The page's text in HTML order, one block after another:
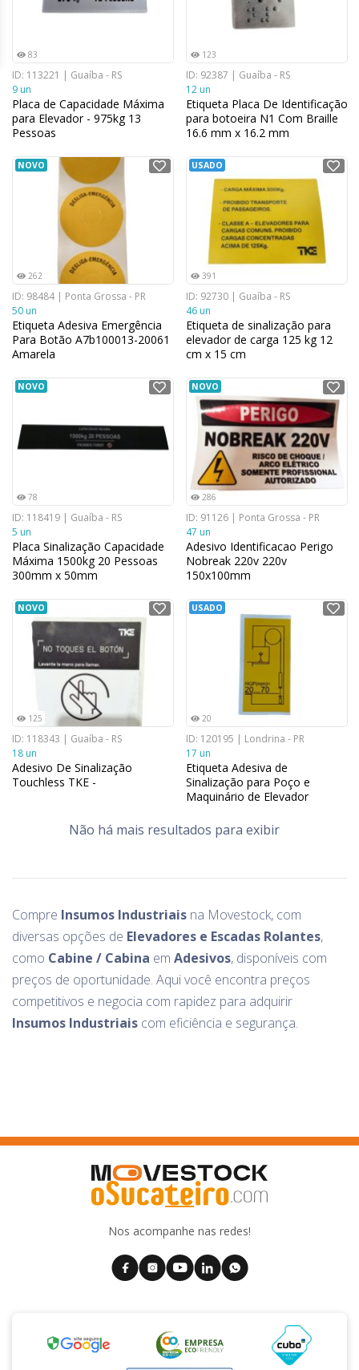
83
ID: 113221 | Guaíba - RS
9 un
Placa de Capacidade Máxima
para Elevador - 975kg 13
Pessoas
123
ID: 92387 | Guaíba - RS
12 un
Etiqueta Placa De Identificação
para botoeira N1 Com Braille
16.6 mm x 16.2 mm
NOVO
262
ID: 98484 | Ponta Grossa - PR
50 un
Etiqueta Adesiva Emergência
Para Botão A7b100013-20061
Amarela
USADO
391
ID: 92730 | Guaíba - RS
46 un
Etiqueta de sinalização para
elevador de carga 125 kg 12
cm x 15 cm
NOVO
78
ID: 118419 | Guaíba - RS
5 un
Placa Sinalização Capacidade
Máxima 1500kg 20 Pessoas
300mm x 50mm
NOVO
286
ID: 91126 | Ponta Grossa - PR
47 un
Adesivo Identificacao Perigo
Nobreak 220v 220v
150x100mm
NOVO
125
ID: 118343 | Guaíba - RS
18 un
Adesivo De Sinalização
Touchless TKE -
USADO
20
ID: 120195 | Londrina - PR
17 un
Etiqueta Adesiva de
Sinalização para Poço e
Maquinário de Elevador
Não há mais resultados para exibir
Compre Insumos Industriais na Movestock, com
diversas opções de Elevadores e Escadas Rolantes,
como Cabine / Cabina em Adesivos, disponíveis com
preços de oportunidade. Aqui você encontra preços
competitivos e negocia com rapidez para adquirir
Insumos Industriais com eficiência e segurança.
Nos acompanhe nas redes!